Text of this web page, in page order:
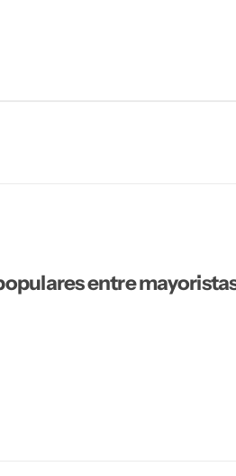
entre